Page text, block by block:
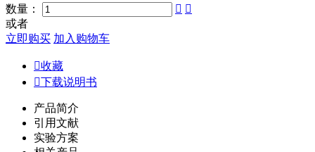
数量：  
或者
立即购买 加入购物车
收藏
下载说明书
产品简介
引用文献
实验方案